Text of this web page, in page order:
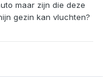
maar zijn die deze
gezin kan vluchten?